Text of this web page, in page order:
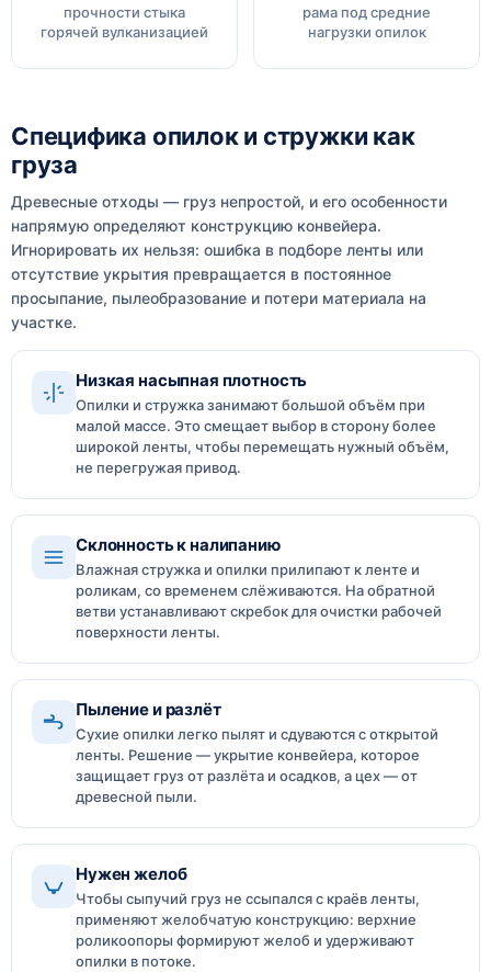
прочности стыка
горячей вулканизацией
рама под средние
нагрузки опилок
Специфика опилок и стружки как
груза
Древесные отходы — груз непростой, и его особенности
напрямую определяют конструкцию конвейера.
Игнорировать их нельзя: ошибка в подборе ленты или
отсутствие укрытия превращается в постоянное
просыпание, пылеобразование и потери материала на
участке.
Низкая насыпная плотность
Опилки и стружка занимают большой объём при
малой массе. Это смещает выбор в сторону более
широкой ленты, чтобы перемещать нужный объём,
не перегружая привод.
Склонность к налипанию
Влажная стружка и опилки прилипают к ленте и
роликам, со временем слёживаются. На обратной
ветви устанавливают скребок для очистки рабочей
поверхности ленты.
Пыление и разлёт
Сухие опилки легко пылят и сдуваются с открытой
ленты. Решение — укрытие конвейера, которое
защищает груз от разлёта и осадков, а цех — от
древесной пыли.
Нужен желоб
Чтобы сыпучий груз не ссыпался с краёв ленты,
применяют желобчатую конструкцию: верхние
роликоопоры формируют желоб и удерживают
опилки в потоке.